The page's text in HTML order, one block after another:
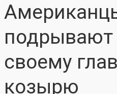
подрывают
своему
козырю